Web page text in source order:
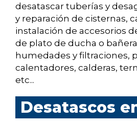
desatascar tuberías y
y reparación de cisternas,
instalación de accesorios
de plato de ducha o
humedades y filtraciones,
calentadores, calderas,
etc...
Desatascos